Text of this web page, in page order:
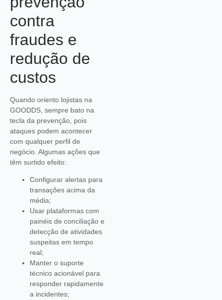
contra
fraudes e
redução de
custos
Quando oriento lojistas na
GOODDS, sempre bato na
tecla da prevenção, pois
ataques podem acontecer
com qualquer perfil de
negócio. Algumas ações que
têm surtido efeito:
Configurar alertas para
transações acima da
média;
Usar plataformas com
painéis de conciliação e
detecção de atividades
suspeitas em tempo
real;
Manter o suporte
técnico acionável para
responder rapidamente
a incidentes;